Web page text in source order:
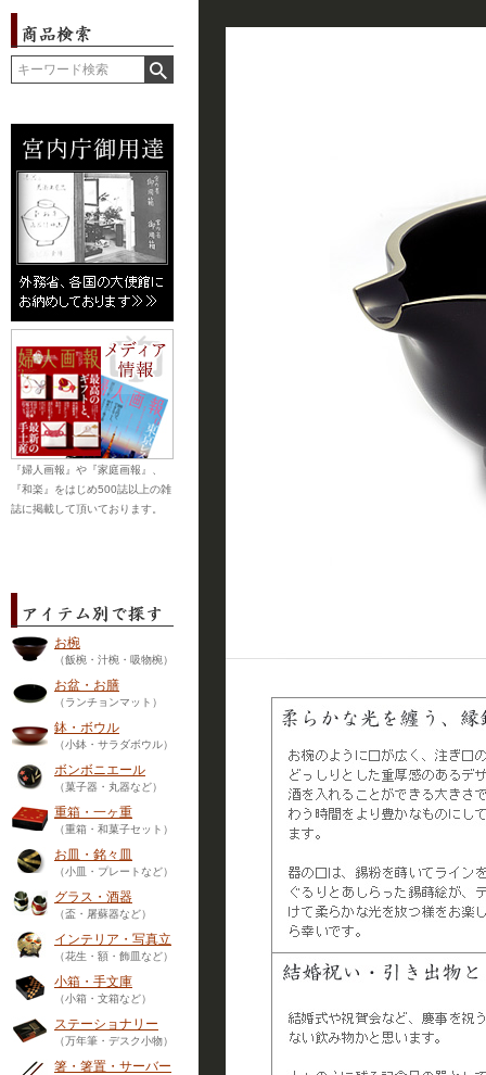
『婦人画報』や『家庭画報』、
『和楽』をはじめ500誌以上の雑
誌に掲載して頂いております。
お椀
（飯椀・汁椀・吸物椀）
お盆・お膳
（ランチョンマット）
鉢・ボウル
（小鉢・サラダボウル）
ボンボニエール
（菓子器・丸器など）
重箱・一ヶ重
（重箱・和菓子セット）
お皿・銘々皿
（小皿・プレートなど）
グラス・酒器
（盃・屠蘇器など）
インテリア・写真立
（花生・額・飾皿など）
小箱・手文庫
（小箱・文箱など）
ステーショナリー
（万年筆・デスク小物）
箸・箸置・サーバー